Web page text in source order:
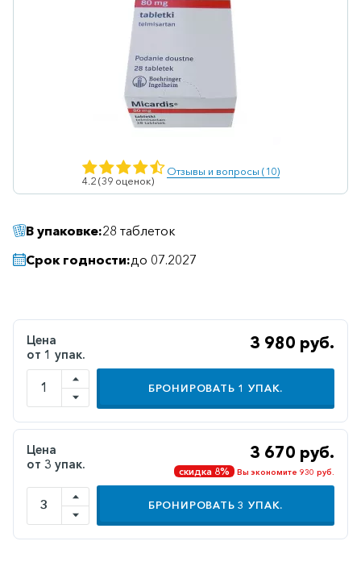
Ветеринарные
Гематологические
Гепатит
Гинекология
Гомеопатические
Диабетические
Желудочно-
кишечные
Иммунодепрессанты
Иммуностимуляторы
Климактерические
Метаболизм
4.2 (39 оценок)
Отзывы и вопросы (10)
В упаковке:28 таблеток
Срок годности:до 07.2027
Цена
от 1 упак.
3 980 руб.
БРОНИРОВАТЬ 1 УПАК.
Цена
от 3 упак.
3 670 руб.
скидка 8% Вы экономите 930 руб.
БРОНИРОВАТЬ3 УПАК.